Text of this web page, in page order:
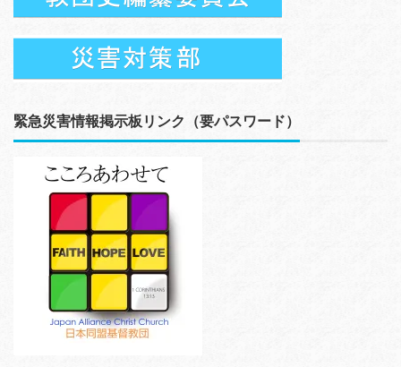
緊急災害情報掲示板リンク（要パスワード）